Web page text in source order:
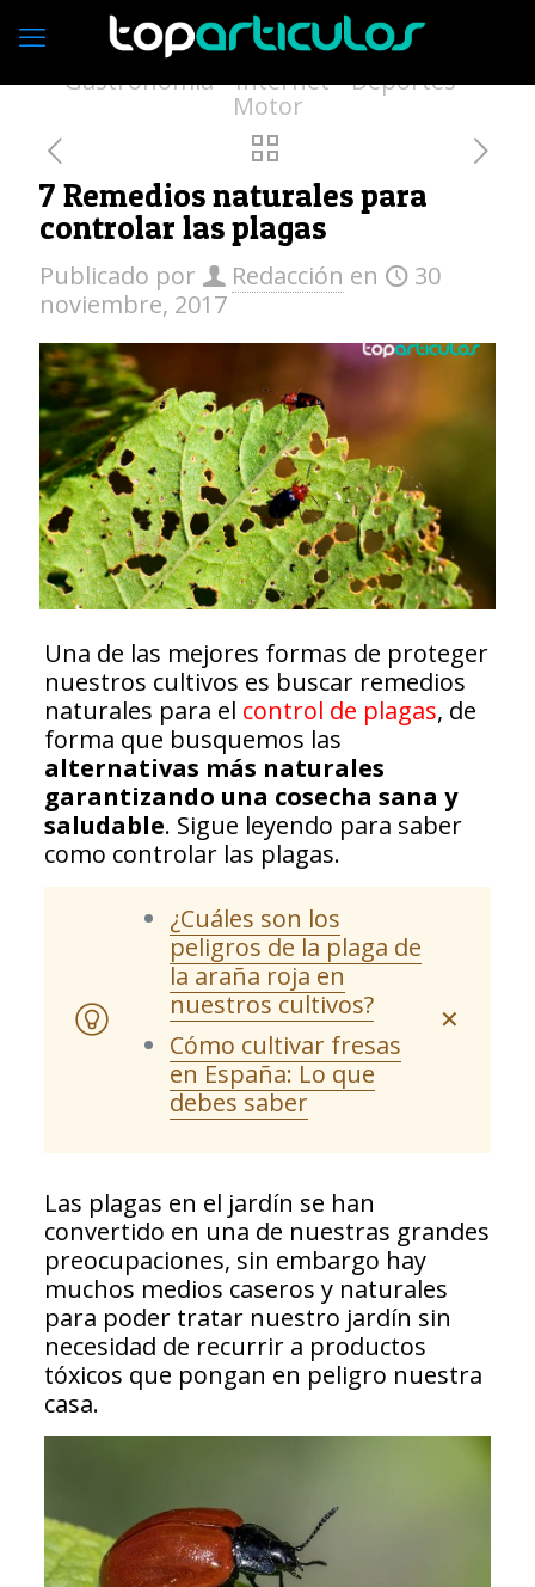
Economía Empresas Vivienda
Moda Turismo Medio ambiente
Gastronomía Internet Deportes
Motor
7 Remedios naturales para
controlar las plagas
Publicado por Redacción en
30
noviembre, 2017
Una de las mejores formas de proteger
nuestros cultivos es buscar remedios
naturales para el control de plagas, de
forma que busquemos las
alternativas más naturales
garantizando una cosecha sana y
saludable. Sigue leyendo para saber
como controlar las plagas.
¿Cuáles son los
peligros de la plaga de
la araña roja en
nuestros cultivos?
Cómo cultivar fresas
en España: Lo que
debes saber
✕
Las plagas en el jardín se han
convertido en una de nuestras grandes
preocupaciones, sin embargo hay
muchos medios caseros y naturales
para poder tratar nuestro jardín sin
necesidad de recurrir a productos
tóxicos que pongan en peligro nuestra
casa.